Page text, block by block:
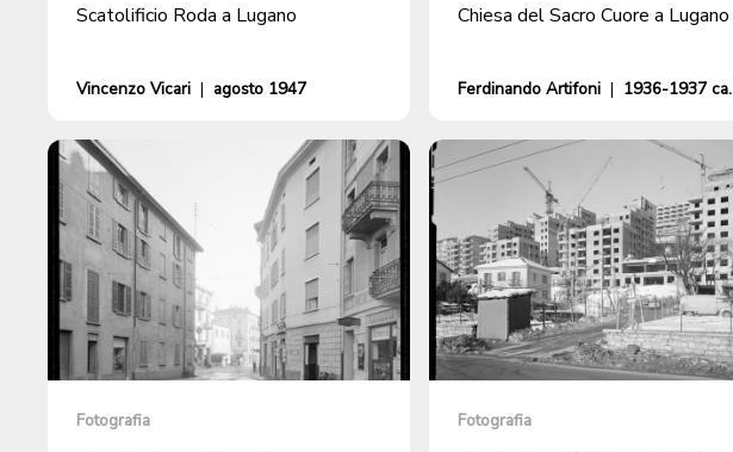
Scatolificio Roda a Lugano
Vincenzo Vicari | agosto 1947
Chiesa del Sacro Cuore a Lugano
Ferdinando Artifoni | 1936-1937 ca.
Fotografia Fotografia